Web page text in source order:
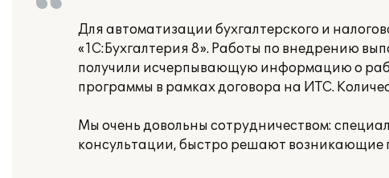
Для автоматизации бухгалтерского и
«1С:Бухгалтерия 8». Работы по внедрению
получили исчерпывающую информацию о
программы в рамках договора на ИТС.
Мы очень довольны сотрудничеством:
консультации, быстро решают возникающие